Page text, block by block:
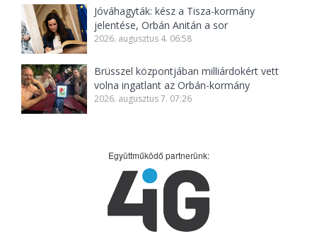
Jóváhagyták: kész a Tisza-kormány
jelentése, Orbán Anitán a sor
2026. augusztus 4. 06:58
Brüsszel központjában milliárdokért vett
volna ingatlant az Orbán-kormány
2026. augusztus 7. 07:26
Együttműködő partnerünk: